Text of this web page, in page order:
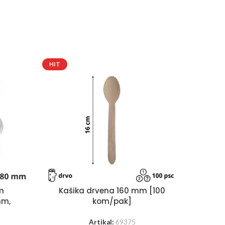
HIT
Kašika drvena 160 mm [100
kom/pak]
Artikal: 69375